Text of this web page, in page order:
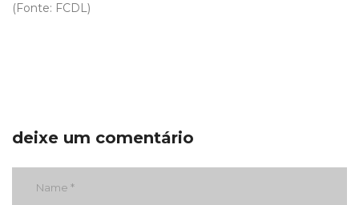
(Fonte: FCDL)
deixe um comentário